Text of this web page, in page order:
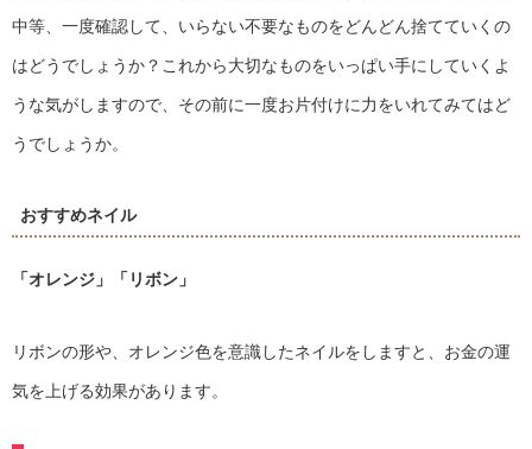
中等、一度確認して、いらない不要なものをどんどん捨てていくの
はどうでしょうか？これから大切なものをいっぱい手にしていくよ
うな気がしますので、その前に一度お片付けに力をいれてみてはど
うでしょうか。
おすすめネイル
「オレンジ」 「リボン」
リボンの形や、オレンジ色を意識したネイルをしますと、お金の運
気を上げる効果があります。